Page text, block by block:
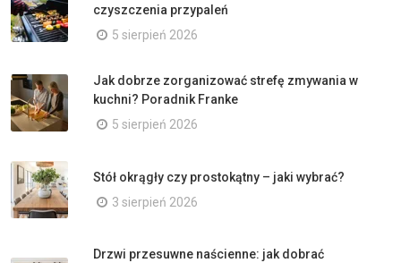
czyszczenia przypaleń
5 sierpień 2026
Jak dobrze zorganizować strefę zmywania w
kuchni? Poradnik Franke
5 sierpień 2026
Stół okrągły czy prostokątny – jaki wybrać?
3 sierpień 2026
Drzwi przesuwne naścienne: jak dobrać